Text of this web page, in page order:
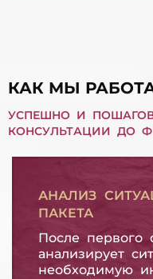
КАК МЫ
УСПЕШНО И
КОНСУЛЬТАЦИИ ДО
АНАЛИЗ
ПАКЕТА
После первого
анализирует
необходимую